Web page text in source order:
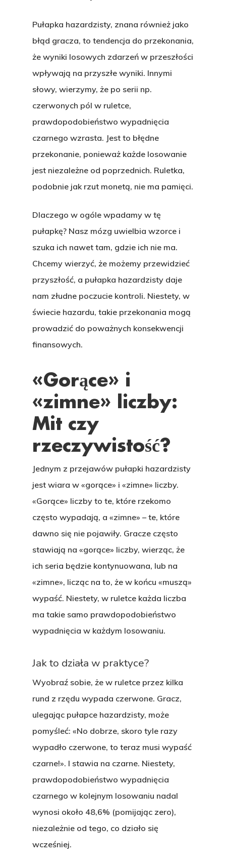
Pułapka hazardzisty, znana również jako
błąd gracza, to tendencja do przekonania,
że wyniki losowych zdarzeń w przeszłości
wpływają na przyszłe wyniki. Innymi
słowy, wierzymy, że po serii np.
czerwonych pól w ruletce,
prawdopodobieństwo wypadnięcia
czarnego wzrasta. Jest to błędne
przekonanie, ponieważ każde losowanie
jest niezależne od poprzednich. Ruletka,
podobnie jak rzut monetą, nie ma pamięci.
Dlaczego w ogóle wpadamy w tę
pułapkę? Nasz mózg uwielbia wzorce i
szuka ich nawet tam, gdzie ich nie ma.
Chcemy wierzyć, że możemy przewidzieć
przyszłość, a pułapka hazardzisty daje
nam złudne poczucie kontroli. Niestety, w
świecie hazardu, takie przekonania mogą
prowadzić do poważnych konsekwencji
finansowych.
«Gorące» i
«zimne» liczby:
Mit czy
rzeczywistość?
Jednym z przejawów pułapki hazardzisty
jest wiara w «gorące» i «zimne» liczby.
«Gorące» liczby to te, które rzekomo
często wypadają, a «zimne» – te, które
dawno się nie pojawiły. Gracze często
stawiają na «gorące» liczby, wierząc, że
ich seria będzie kontynuowana, lub na
«zimne», licząc na to, że w końcu «muszą»
wypaść. Niestety, w ruletce każda liczba
ma takie samo prawdopodobieństwo
wypadnięcia w każdym losowaniu.
Jak to działa w praktyce?
Wyobraź sobie, że w ruletce przez kilka
rund z rzędu wypada czerwone. Gracz,
ulegając pułapce hazardzisty, może
pomyśleć: «No dobrze, skoro tyle razy
wypadło czerwone, to teraz musi wypaść
czarne!». I stawia na czarne. Niestety,
prawdopodobieństwo wypadnięcia
czarnego w kolejnym losowaniu nadal
wynosi około 48,6% (pomijając zero),
niezależnie od tego, co działo się
wcześniej.